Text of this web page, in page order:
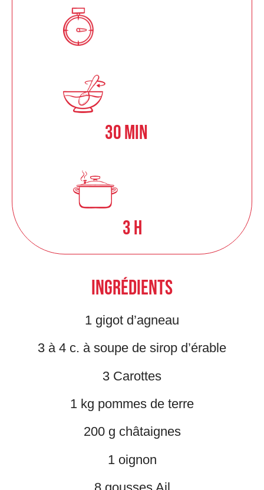
30 min
3 h
Ingrédients
1 gigot d’agneau
3 à 4 c. à soupe de sirop d’érable
3 Carottes
1 kg pommes de terre
200 g châtaignes
1 oignon